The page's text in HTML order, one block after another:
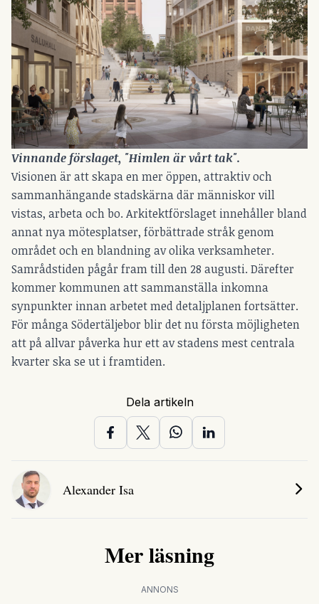
Vinnande förslaget, "Himlen är vårt tak".
Visionen är att skapa en mer öppen, attraktiv och
sammanhängande stadskärna där människor vill
vistas, arbeta och bo. Arkitektförslaget innehåller bland
annat nya mötesplatser, förbättrade stråk genom
området och en blandning av olika verksamheter.
Samrådstiden pågår fram till den 28 augusti. Därefter
kommer kommunen att sammanställa inkomna
synpunkter innan arbetet med detaljplanen fortsätter.
För många Södertäljebor blir det nu första möjligheten
att på allvar påverka hur ett av stadens mest centrala
kvarter ska se ut i framtiden.
Dela artikeln
Alexander Isa
Mer läsning
ANNONS